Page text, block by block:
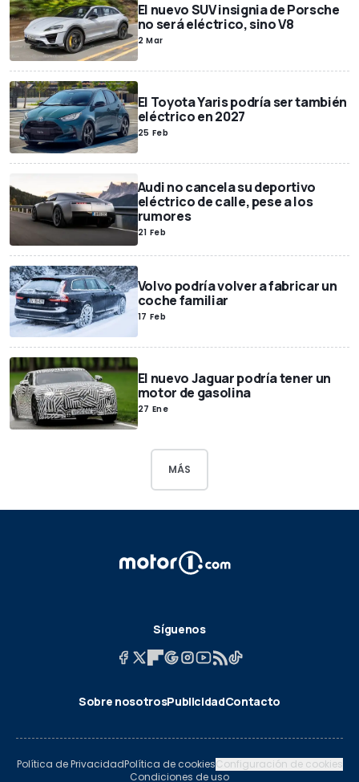
El nuevo SUV insignia de Porsche
no será eléctrico, sino V8
2 Mar
El Toyota Yaris podría ser también
eléctrico en 2027
25 Feb
Audi no cancela su deportivo
eléctrico de calle, pese a los
rumores
21 Feb
Volvo podría volver a fabricar un
coche familiar
17 Feb
El nuevo Jaguar podría tener un
motor de gasolina
27 Ene
MÁS
Síguenos
Sobre nosotrosPublicidadContacto
Política de PrivacidadPolítica de cookiesConfiguración de cookies
Condiciones de uso